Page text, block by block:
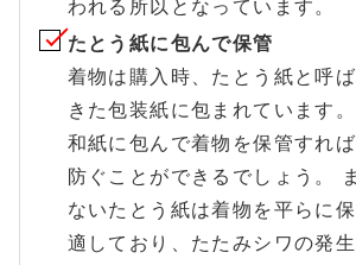
われる所以となっています。
たとう紙に包んで保管
着物は購入時、たとう紙と呼
きた包装紙に包まれています
和紙に包んで着物を保管すれ
防ぐことができるでしょう。
ないたとう紙は着物を平らに
適しており、たたみシワの発